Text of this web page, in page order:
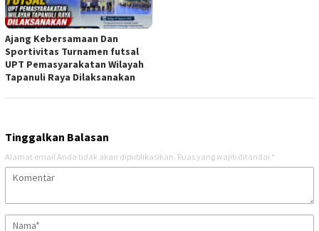
Ajang Kebersamaan Dan
Sportivitas Turnamen futsal
UPT Pemasyarakatan Wilayah
Tapanuli Raya Dilaksanakan
Tinggalkan Balasan
Alamat email Anda tidak akan dipublikasikan. Ruas yang wajib ditandai *